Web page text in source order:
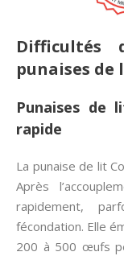
punaises
Punaises de
rapide
La punaise de lit
Après
rapidement,
fécondation. Elle
200 à 500 œufs